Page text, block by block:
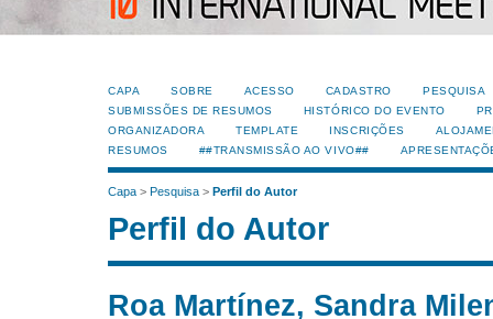
CAPA SOBRE ACESSO CADASTRO
PESQUISA
SUBMISSÕES DE RESUMOS
HISTÓRICO DO EVENTO
ORGANIZADORA
TEMPLATE INSCRIÇÕES
RESUMOS
##TRANSMISSÃO AO VIVO##
Capa > Pesquisa > Perfil do Autor
Perfil do Autor
Roa Martínez, Sandra